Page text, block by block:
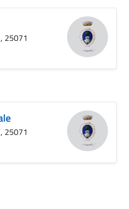
25071
25071